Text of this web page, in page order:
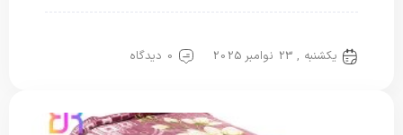
یکشنبه , 23 نوامبر 2025 0 دیدگاه